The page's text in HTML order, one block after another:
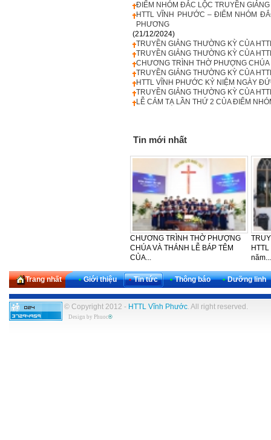
ĐIỂM NHÓM ĐẮC LỘC TRUYỀN
HTTL VĨNH PHƯỚC – ĐIỂM NHÓM
PHƯƠNG
(21/12/2024)
TRUYỀN GIẢNG THƯỜNG KỲ CỦA
TRUYỀN GIẢNG THƯỜNG KỲ CỦA
CHƯƠNG TRÌNH THỜ PHƯỢNG
TRUYỀN GIẢNG THƯỜNG KỲ CỦA
HTTL VĨNH PHƯỚC KỶ NIỆM NGÀY
TRUYỀN GIẢNG THƯỜNG KỲ CỦA
LỄ CẢM TẠ LẦN THỨ 2 CỦA ĐIỂM
Tin mới nhất
CẢM TẠ – SINH NHẬT LẦN THỨ
42 CỦA BAN PHỤ NỮ HTTL
VĨNH...
Trang nhất • Giới thiệu • Tin tức • Thông báo • Dưỡng linh
© Copyright 2012 - HTTL Vĩnh Phước. All right reserved.
Design by Phuoc®